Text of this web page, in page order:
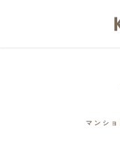
マンシ